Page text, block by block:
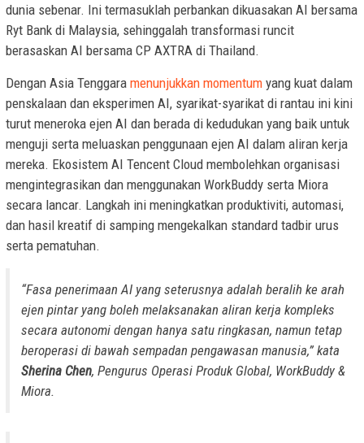
dunia sebenar. Ini termasuklah perbankan dikuasakan AI bersama
Ryt Bank di Malaysia, sehinggalah transformasi runcit
berasaskan AI bersama CP AXTRA di Thailand.
Dengan Asia Tenggara menunjukkan momentum yang kuat dalam
penskalaan dan eksperimen AI, syarikat-syarikat di rantau ini kini
turut meneroka ejen AI dan berada di kedudukan yang baik untuk
menguji serta meluaskan penggunaan ejen AI dalam aliran kerja
mereka. Ekosistem AI Tencent Cloud membolehkan organisasi
mengintegrasikan dan menggunakan WorkBuddy serta Miora
secara lancar. Langkah ini meningkatkan produktiviti, automasi,
dan hasil kreatif di samping mengekalkan standard tadbir urus
serta pematuhan.
“Fasa penerimaan AI yang seterusnya adalah beralih ke arah
ejen pintar yang boleh melaksanakan aliran kerja kompleks
secara autonomi dengan hanya satu ringkasan, namun tetap
beroperasi di bawah sempadan pengawasan manusia,” kata
Sherina Chen, Pengurus Operasi Produk Global, WorkBuddy &
Miora.